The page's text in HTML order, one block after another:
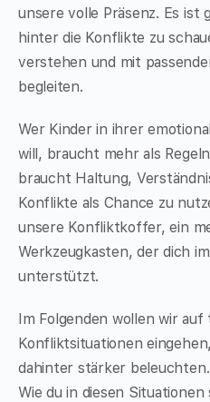
unsere volle Präsenz. Es ist
hinter die Konflikte zu
verstehen und mit
begleiten.
Wer Kinder in ihrer
will, braucht mehr als
braucht Haltung,
Konflikte als Chance zu
unsere Konfliktkoffer, ein
Werkzeugkasten, der dich
unterstützt.
Im Folgenden wollen wir auf
Konfliktsituationen
dahinter stärker beleuchten.
Wie du in diesen